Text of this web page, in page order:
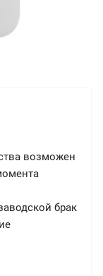
возможен
брак